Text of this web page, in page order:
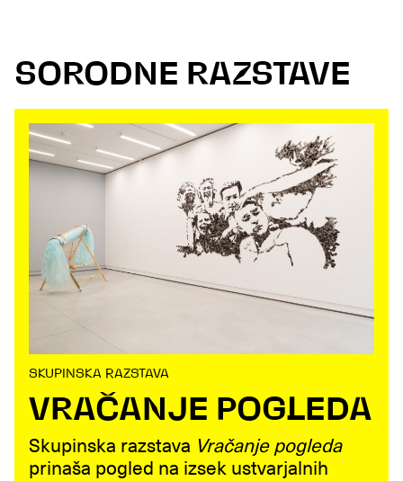
SORODNE RAZSTAVE
SKUPINSKA RAZSTAVA
VRAČANJE POGLEDA
Skupinska razstava Vračanje pogleda
prinaša pogled na izsek ustvarjalnih